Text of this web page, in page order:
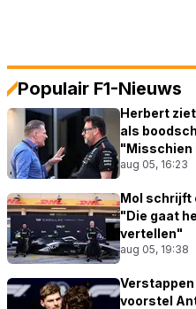
Populair F1-Nieuws
Herbert
als
"Misschien
aug 05, 16:23
Mol schrijft
"Die gaat
vertellen"
aug 05, 19:38
voorstel